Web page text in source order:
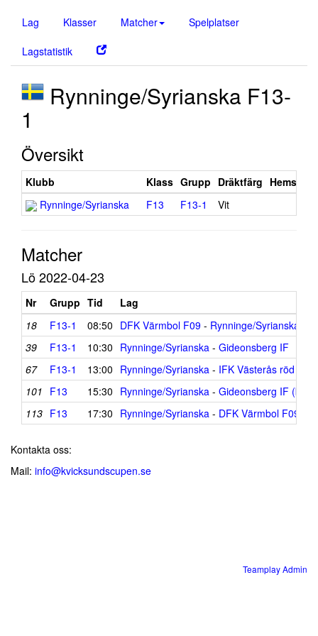
Lag Klasser Matcher Spelplatser
Lagstatistik
Rynninge/Syrianska F13-
1
Översikt
Klubb Klass Grupp Dräktfärg Hemsida
Rynninge/Syrianska
F13 F13-1 Vit
Matcher
Lö 2022-04-23
Nr Grupp Tid
Lag
18
F13-1 08:50 DFK Värmbol F09 - Rynninge/Syrianska
39
F13-1 10:30 Rynninge/Syrianska - Gideonsberg IF
67
F13-1 13:00 Rynninge/Syrianska - IFK Västerås röd
101 F13 15:30 Rynninge/Syrianska - Gideonsberg IF (blå)
113 F13 17:30 Rynninge/Syrianska - DFK Värmbol F09
Kontakta oss:
Mail: info@kvicksundscupen.se
Teamplay Admin